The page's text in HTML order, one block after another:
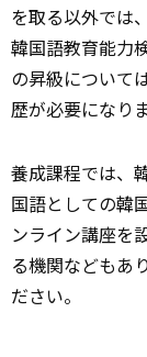
を取る以外では
韓国語教育能力
の昇級について
歴が必要になりま
養成課程では、
国語としての韓
ンライン講座を
る機関などもあ
ださい。